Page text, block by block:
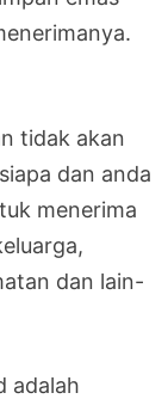
tidak akan
dan anda
menerima
dan lain-
adalah